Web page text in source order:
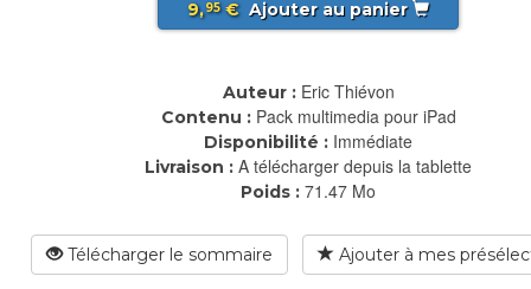
9,95€ Ajouter au panier
Auteur : Eric Thiévon
Contenu : Pack multimedia pour iPad
Disponibilité : Immédiate
Livraison : A télécharger depuis la tablette
Poids : 71.47 Mo
Télécharger le sommaire Ajouter à mes